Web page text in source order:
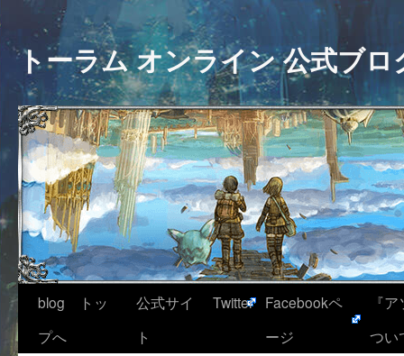
トーラム オンライン 公式ブロ
blog トッ
プへ
公式サイ
ト
Twitter
Facebookペ
ージ
『
つい